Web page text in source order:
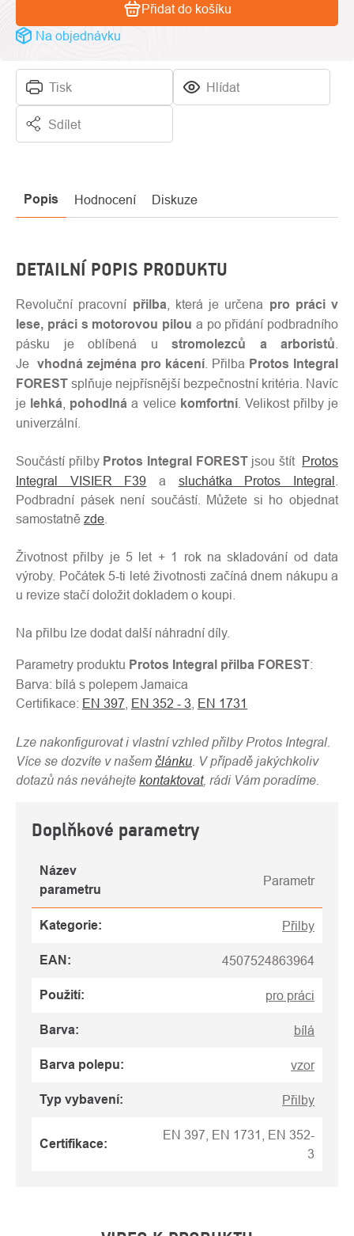
Tisk Hlídat
Sdílet
Na objednávku
Přidat do košíku
Popis Hodnocení Diskuze
DETAILNÍ POPIS PRODUKTU
Revoluční pracovní přilba , která je určena pro práci v
lese, práci s motorovou pilou a po přidání podbradního
pásku je oblíbená u
stromolezců a arboristů
Je vhodná zejména pro kácení . Přilba Protos Integral
FOREST splňuje nejpřísnější bezpečnostní kritéria. Navíc
je lehká pohodlná a velicekomfortní. Velikost přilby je
univerzální.
Součástí přilby Protos Integral FOREST jsou štít Protos
Integral VISIER F39
a sluchátka Protos Integral
Podbradní pásek není součástí. Můžete si ho objednat
samostatně zde
Životnost přilby je 5 let + 1 rok na skladování od data
výroby. Počátek 5-ti leté životnosti začíná dnem nákupu a
u revize stačí doložit dokladem o koupi.
Na přilbu lze dodat další náhradní díly.
Parametry produktu Protos Integral přilba FOREST:
Barva: bílá s polepem Jamaica
Certifikace: EN 397 EN 352 - 3 EN 1731
Lze nakonfigurovat i vlastní vzhled přilby Protos Integral.
Více se dozvíte v našem článku . V případě jakýchkoliv
dotazů nás neváhejte kontaktovat, rádi Vám poradíme.
Doplňkové parametry
Název
parametru
Parametr
Kategorie: Přilby
EAN : 4507524863964
Použití: pro práci
Barva: bílá
Barva polepu: vzor
Typ vybavení: Přilby
Certifikace:
EN 397, EN 1731, EN 352-
3